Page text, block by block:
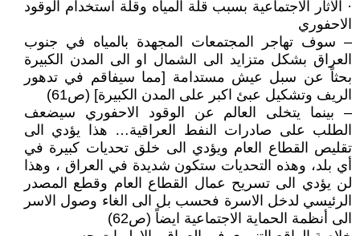
· الآثار الاجتماعية بسبب قلة المياه وقلة استخدام الوقود
الاحفوري
– سوف تهاجر المجتمعات المجهدة بالمياه في جنوب
العراق بشكل متزايد الى الشمال او الى المدن الكبيرة
بحثاً عن سبل عيش مستدامة [مما سيفاقم في تدهور
الريف وتشكيل عبئ اكبر على المدن الكبيرة] (ص61)
– بينما يتخلى العالم عن الوقود الاحفوري سيضعف
الطلب على صادرات النفط العراقية… هذا يؤدي الى
تقليص القطاع العام ويؤدي الى خلق تحديات كبيرة في
أي بلد، وهذه التحديات ستكون شديدة في العراق ، وهذا
لن يؤدي الى تسريح عمال القطاع العام وقطع المصدر
الرئيسي لدخل الاسرة فحسب بل الى الغاء وصول الاسر
الى أنظمة الحماية الاجتماعية ايضاً (ص62)